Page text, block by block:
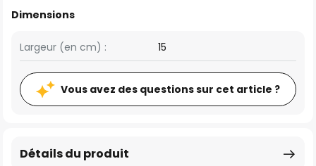
Dimensions
Largeur (en cm) : 15
Vous avez des questions sur cet article ?
Détails du produit